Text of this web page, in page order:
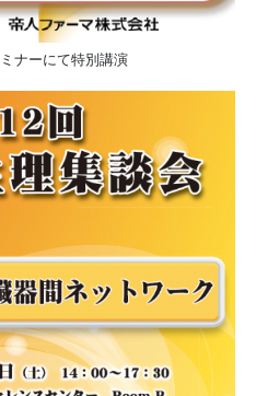
ナーにて特別講演